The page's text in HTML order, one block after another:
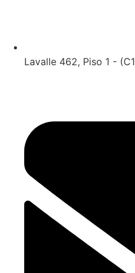
Lavalle 462, Piso 1 -